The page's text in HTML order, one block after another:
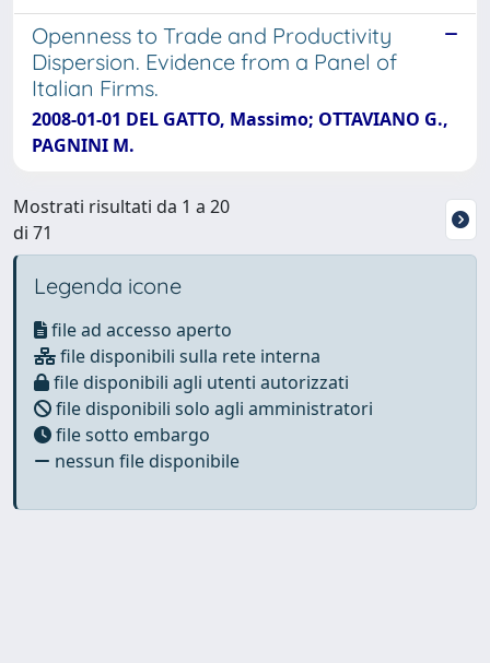
Openness to Trade and Productivity
Dispersion. Evidence from a Panel of
Italian Firms.
2008-01-01 DEL GATTO, Massimo; OTTAVIANO G.,
PAGNINI M.
Mostrati risultati da 1 a 20
di 71
Legenda icone
file ad accesso aperto
file disponibili sulla rete interna
file disponibili agli utenti autorizzati
file disponibili solo agli amministratori
file sotto embargo
nessun file disponibile